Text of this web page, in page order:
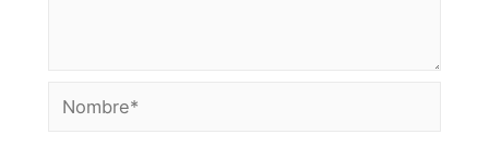
Nombre*